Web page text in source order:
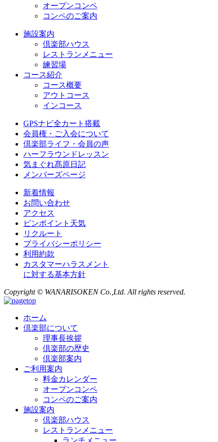
オープンコンペ
コンペのご案内
施設案内
倶楽部ハウス
レストランメニュー
練習場
コース紹介
コース概要
アウトコース
インコース
GPSナビ全カート搭載
会員権・ご入会について
倶楽部ライフ・会員の声
ハーフラウンドレッスン
気まぐれ髙原日記
メンバーズページ
新着情報
お問い合わせ
アクセス
ピンポイント天気
リクルート
プライバシーポリシー
利用約款
カスタマーハラスメント
に対する基本方針
Copyright © WANARISOKEN Co.,Ltd. All rights reserved.
ホーム
倶楽部について
理事長挨拶
倶楽部の歴史
倶楽部案内
ご利用案内
料金カレンダー
オープンコンペ
コンペのご案内
施設案内
倶楽部ハウス
レストランメニュー
ランチメニュー